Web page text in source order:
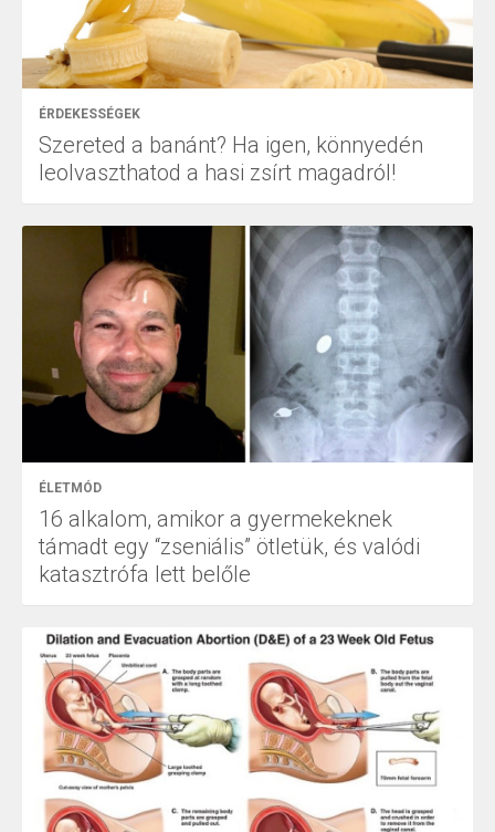
ÉRDEKESSÉGEK
Szereted a banánt? Ha igen, könnyedén
leolvaszthatod a hasi zsírt magadról!
ÉLETMÓD
16 alkalom, amikor a gyermekeknek
támadt egy “zseniális” ötletük, és valódi
katasztrófa lett belőle